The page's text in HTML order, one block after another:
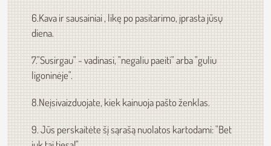
6.Kava ir sausainiai , likę po pasitarimo, įprasta jūsų
diena.
7."Susirgau" - vadinasi, "negaliu paeiti" arba "guliu
ligoninėje".
8.Neįsivaizduojate, kiek kainuoja pašto ženklas.
9. Jūs perskaitėte šį sąrašą nuolatos kartodami: "Bet